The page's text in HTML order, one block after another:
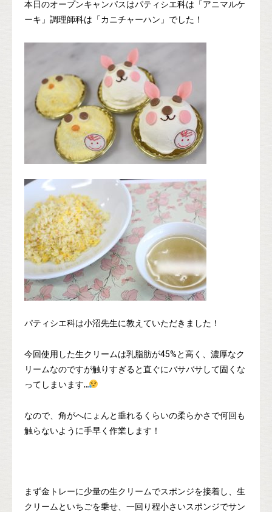
本日のオープンキャンパスはパティシエ科は「アニマルケ
ーキ」調理師科は「カニチャーハン」でした！
パティシエ科は小沼先生に教えていただきました！
今回使用した生クリームは乳脂肪が45% と高く、濃厚なク
リームなのですが触りすぎると直ぐにバサバサして固くな
ってしまいます…
なので、角がへにょんと垂れるくらいの柔らかさで何回も
触らないように手早く作業します！
まず金トレーに少量の生クリームでスポンジを接着し、生
クリームといちごを乗せ、一回り程小さいスポンジでサン